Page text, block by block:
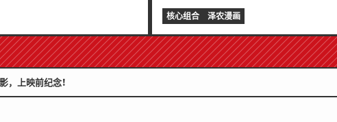
精彩功能，让您尽享娱乐，包括“选
新”！
核心组合 泽农漫画
，上映前纪念！